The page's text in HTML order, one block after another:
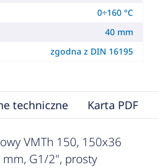
0÷160 °C
40 mm
zgodna z DIN 16195
techniczne Karta PDF
VMTh 150, 150x36
mm, G1/2", prosty